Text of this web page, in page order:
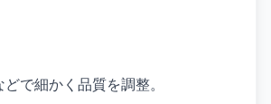
で細かく品質を調整。